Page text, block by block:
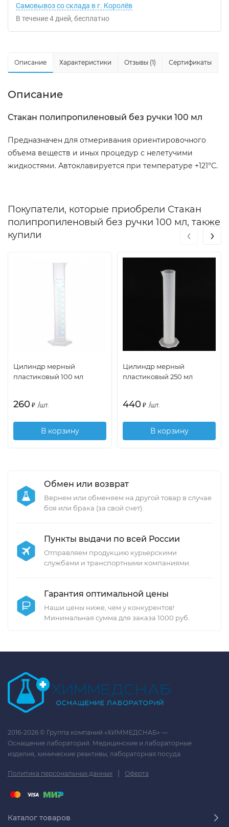
Самовывоз со склада в г. Королёв
В течение4 дней Бесплатно
Описание Характеристики Отзывы (1) Сертификаты
Описание
Стакан полипропиленовый без ручки 100 мл
Предназначен для отмеривания ориентировочного
объема веществ и иных процедур с нелетучими
жидкостями. Автоклавируется при температуре +121°С.
Покупатели, которые приобрели Стакан
полипропиленовый без ручки 100 мл, также
купили
Цилиндр мерный
пластиковый 100 мл
260 ₽ /шт.
В корзину
Цилиндр мерный
пластиковый 250 мл
440 ₽ /шт.
В корзину
‹ ›
Обмен или возврат
Вернем или обменяем на другой товар в случае
боя или брака (за свой счет).
Пункты выдачи по всей России
Отправляем продукцию курьерскими
службами и транспортными компаниями.
Гарантия оптимальной цены
Наши цены ниже, чем у конкурентов!
Минимальная сумма для заказа 1000 руб.
2016-2026 © Группа компаний «ХИММЕДСНАБ» —
Оснащение лабораторий. Медицинские и лабораторные
изделия, химические реактивы, лабораторная посуда.
Политика персональных данных | Оферта
Каталог товаров